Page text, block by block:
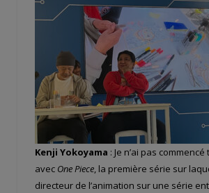
Kenji Yokoyama : Je n’ai pas
avec One Piece, la première série sur
directeur de l’animation sur une série